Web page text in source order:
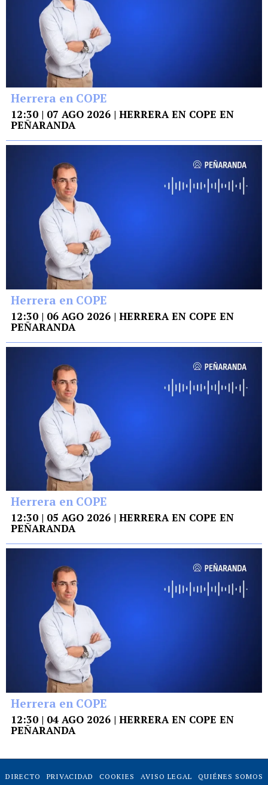
Herrera en COPE
12:30 | 07 AGO 2026 | HERRERA EN COPE EN
PEÑARANDA
Herrera en COPE
12:30 | 06 AGO 2026 | HERRERA EN COPE EN
PEÑARANDA
Herrera en COPE
12:30 | 05 AGO 2026 | HERRERA EN COPE EN
PEÑARANDA
Herrera en COPE
12:30 | 04 AGO 2026 | HERRERA EN COPE EN
PEÑARANDA
DIRECTO PRIVACIDAD COOKIES AVISO LEGAL
QUIÉNES SOMOS